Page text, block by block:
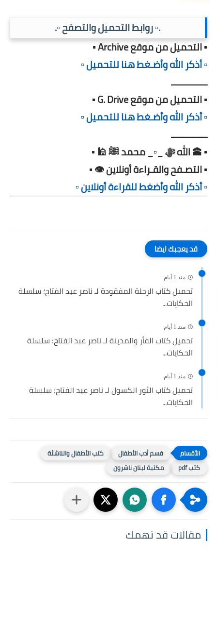
.▫️ روابط التحميل والتصفح ▫️.
▪️ التحميل من موقع Archive ▪️
▫️ أذكر الله وأضـغط هنا للتحميل ▫️
ـــــــــــــــ
▪️ التحميل من موقع G. Drive ▪️
▫️ أذكر الله وأضـغط هنا للتحميل ▫️
ـــــــــــــــ
▪️ 🕋 الله ﷻ _▫️_ محمد ﷺ 🕌 ▪️
▪️ التصـفح والقـراءة أونلاين 👁️ ▪️
▫️ أذكر الله وأضغط للقراءة أونلاين ▫️
قد يعجبك ايضا
منذ 1 أيام
تحميل كتاب الرحلة المفقودة لـ ناصر عبد الفتاح؛ سلسلة
الحكايات...
منذ 1 أيام
تحميل كتاب الفأر والمدينة لـ ناصر عبد الفتاح؛ سلسلة
الحكايات...
منذ 1 أيام
تحميل كتاب الثور الكسول لـ ناصر عبد الفتاح؛ سلسلة
الحكايات...
قسم أدب الأطفال
كتب الأطفال والناشئة
كتب pdf
مكتبة لبنان ناشرون
مقالات قد تهمك